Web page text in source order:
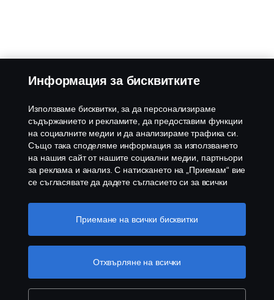
Информация за бисквитките
Използваме бисквитки, за да персонализираме
съдържанието и рекламите, да предоставим функции
на социалните медии и да анализираме трафика си.
Също така споделяме информация за използването
на нашия сайт от нашите социални медии, партньори
за реклама и анализ. С натискането на „Приемам“ вие
се съгласявате да дадете съгласието си за всички
споделя. Можете също така да управлявате своите
бисквитки, като щракнете върху „Настройки на
който можете да намерите, като щракнете върху
връзката под този текст Повече информация за
вашата поверителност
Отхвърляне на всички
Приемане на всички бисквитки